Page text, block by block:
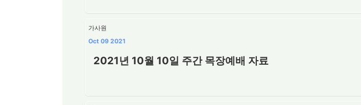
가사원
Oct 09 2021
2021년 10월 10일 주간 목장예배 자료